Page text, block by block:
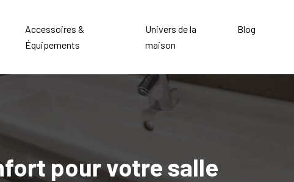
Accessoires &
Équipements
Univers de la
maison
Blog
pour votre salle